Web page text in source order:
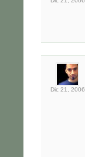
Dic 21, 2006